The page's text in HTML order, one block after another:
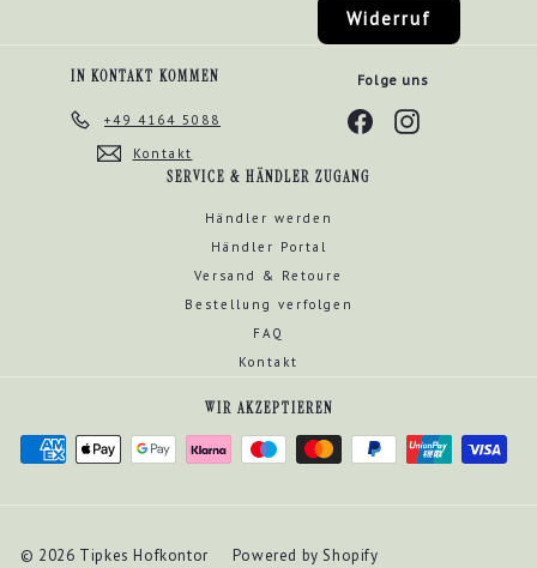
Widerruf
IN KONTAKT KOMMEN
+49 4164 5088
Kontakt
Folge uns
FacebookInstagram
SERVICE & HÄNDLER ZUGANG
Händler werden
Händler Portal
Versand & Retoure
Bestellung verfolgen
FAQ
Kontakt
WIR AKZEPTIEREN
© 2026 Tipkes Hofkontor Powered by Shopify